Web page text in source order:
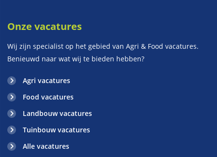
Onze vacatures
Wij zijn specialist op het gebied van Agri & Food vacatures.
Benieuwd naar wat wij te bieden hebben?
Agri vacatures
Food vacatures
Landbouw vacatures
Tuinbouw vacatures
Alle vacatures